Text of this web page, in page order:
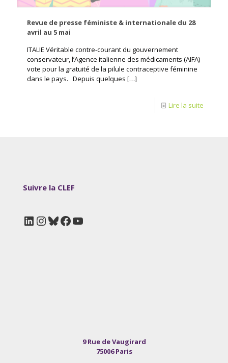
Revue de presse féministe & internationale du 28
avril au 5 mai
ITALIE Véritable contre-courant du gouvernement
conservateur, l’Agence italienne des médicaments (AIFA)
vote pour la gratuité de la pilule contraceptive féminine
dans le pays. Depuis quelques […]
Lire la suite
Suivre la CLEF
LinkedIn
Instagram
Bluesky
Facebook
YouTube
9 Rue de Vaugirard
75006 Paris